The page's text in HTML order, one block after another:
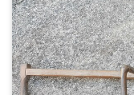
carro ed un
ragazzo,
Il ferro, come
aperto,